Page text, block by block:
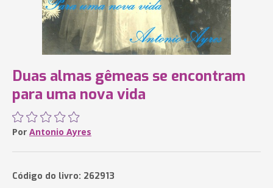
Duas almas gêmeas se encontram
para uma nova vida
Por Antonio Ayres
Código do livro: 262913